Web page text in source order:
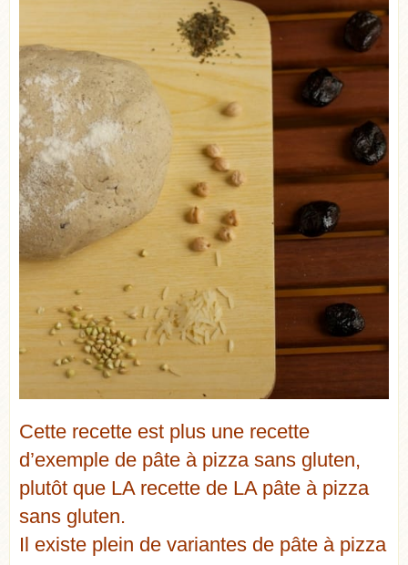
Cette recette est plus une recette
d’exemple de pâte à pizza sans gluten,
plutôt que LA recette de LA pâte à pizza
sans gluten.
Il existe plein de variantes de pâte à pizza